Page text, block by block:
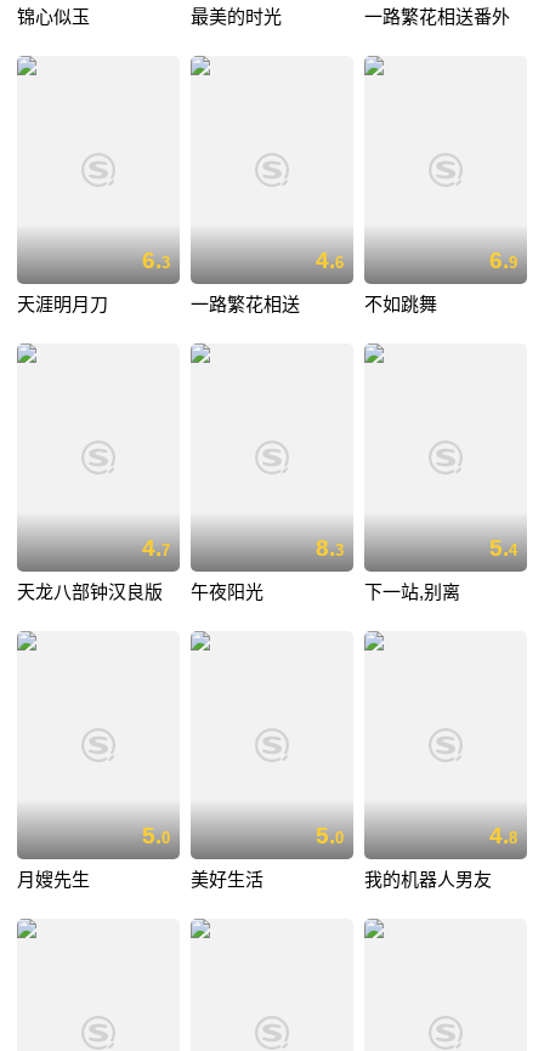
锦心似玉 最美的时光 一路繁花相送番外
6.3
天涯明月刀
4.6
一路繁花相送
6.9
不如跳舞
4.7
天龙八部钟汉良版
8.3
午夜阳光
5.4
下一站,别离
5.0
月嫂先生
5.0
美好生活
4.8
我的机器人男友